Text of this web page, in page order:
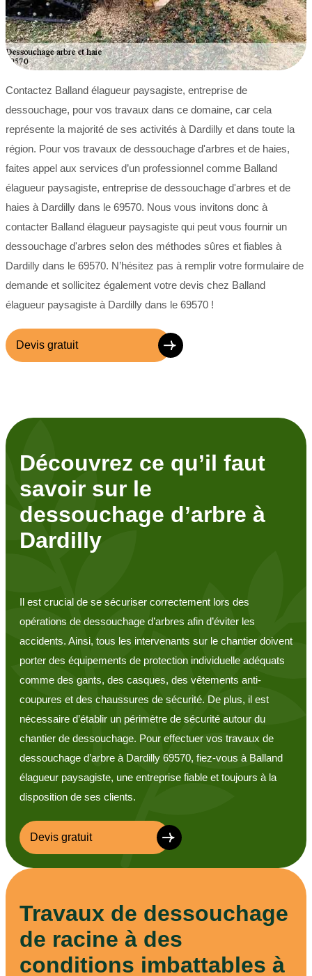
Contactez Balland élagueur paysagiste, entreprise de
dessouchage, pour vos travaux dans ce domaine, car cela
représente la majorité de ses activités à Dardilly et dans toute la
région. Pour vos travaux de dessouchage d'arbres et de haies,
faites appel aux services d’un professionnel comme Balland
élagueur paysagiste, entreprise de dessouchage d'arbres et de
haies à Dardilly dans le 69570. Nous vous invitons donc à
contacter Balland élagueur paysagiste qui peut vous fournir un
dessouchage d'arbres selon des méthodes sûres et fiables à
Dardilly dans le 69570. N’hésitez pas à remplir votre formulaire de
demande et sollicitez également votre devis chez Balland
élagueur paysagiste à Dardilly dans le 69570 !
Devis gratuit
Découvrez ce qu’il faut
savoir sur le
dessouchage d’arbre à
Dardilly
Il est crucial de se sécuriser correctement lors des
opérations de dessouchage d’arbres afin d’éviter les
accidents. Ainsi, tous les intervenants sur le chantier doivent
porter des équipements de protection individuelle adéquats
comme des gants, des casques, des vêtements anti-
coupures et des chaussures de sécurité. De plus, il est
nécessaire d’établir un périmètre de sécurité autour du
chantier de dessouchage. Pour effectuer vos travaux de
dessouchage d’arbre à Dardilly 69570, fiez-vous à Balland
élagueur paysagiste, une entreprise fiable et toujours à la
disposition de ses clients.
Devis gratuit
Travaux de dessouchage
de racine à des
conditions imbattables à